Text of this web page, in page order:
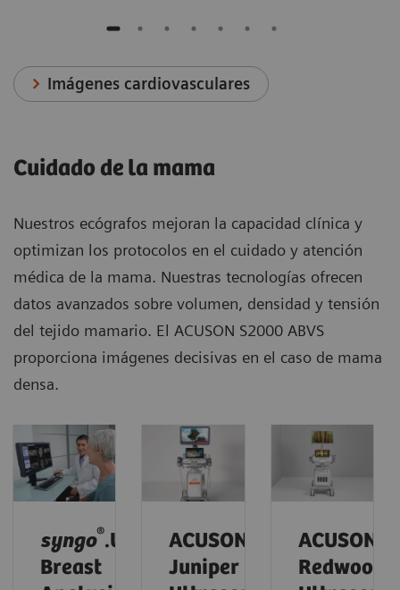
Imágenes cardiovasculares
Cuidado de la mama
Nuestros ecógrafos mejoran la capacidad clínica y
optimizan los protocolos en el cuidado y atención
médica de la mama. Nuestras tecnologías ofrecen
datos avanzados sobre volumen, densidad y tensión
del tejido mamario. El ACUSON S2000 ABVS
proporciona imágenes decisivas en el caso de mama
densa.
syngo®.Ultrasound
Breast
ACUSON
Juniper
ACUSON
Redwood